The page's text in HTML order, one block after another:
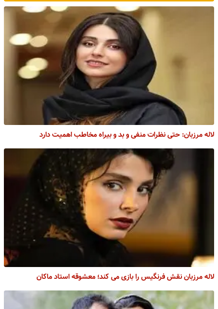
لاله مرزبان: حتی نظرات منفی و بد و بیراه مخاطب اهمیت دارد
لاله مرزبان نقش فرنگیس را بازی می کند؛ معشوقه استاد ماکان